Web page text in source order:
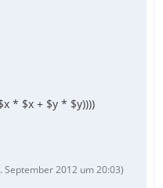
* $x + $y * $y))))
September 2012 um 20:03)